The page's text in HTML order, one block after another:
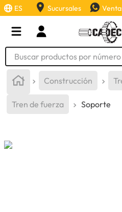
ES Sucursales
Buscar productos por número
Construcción
Tren de fuerza Soporte
TÉRMINOS MÁS
2 .
aceite